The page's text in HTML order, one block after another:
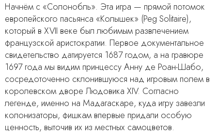
Начнём с «Солонобль». Эта игра — прямой потомок
европейского пасьянса «Колышек» (Peg Solitaire),
который в XVII веке был любимым развлечением
французской аристократии. Первое документальное
свидетельство датируется 1687 годом, а на гравюре
1697 года мы видим принцессу Анну де Роан-Шабо,
сосредоточенно склонившуюся над игровым полем в
королевском дворе Людовика XIV. Согласно
легенде, именно на Мадагаскаре, куда игру завезли
колонизаторы, фишкам впервые придали особую
ценность, выточив их из местных самоцветов.